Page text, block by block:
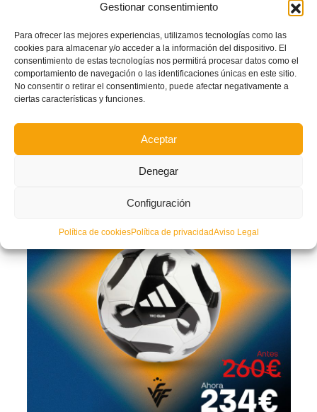
Gestionar consentimiento
Para ofrecer las mejores experiencias, utilizamos tecnologías como las
cookies para almacenar y/o acceder a la información del dispositivo. El
consentimiento de estas tecnologías nos permitirá procesar datos como el
comportamiento de navegación o las identificaciones únicas en este sitio.
No consentir o retirar el consentimiento, puede afectar negativamente a
ciertas características y funciones.
Aceptar
Denegar
Configuración
Política de cookiesPolítica de privacidadAviso Legal
fútbol talla 3 se ofrecen estos packs: